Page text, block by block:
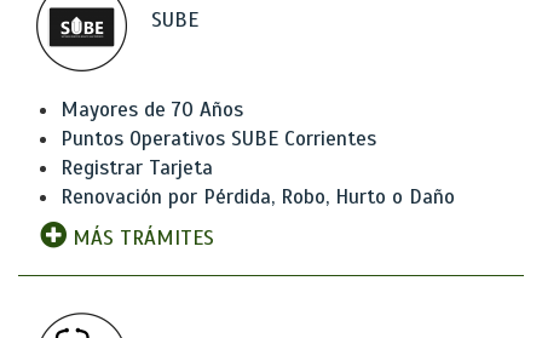
SUBE
Mayores de 70 Años
Puntos Operativos SUBE Corrientes
Registrar Tarjeta
Renovación por Pérdida, Robo, Hurto o Daño
MÁS TRÁMITES